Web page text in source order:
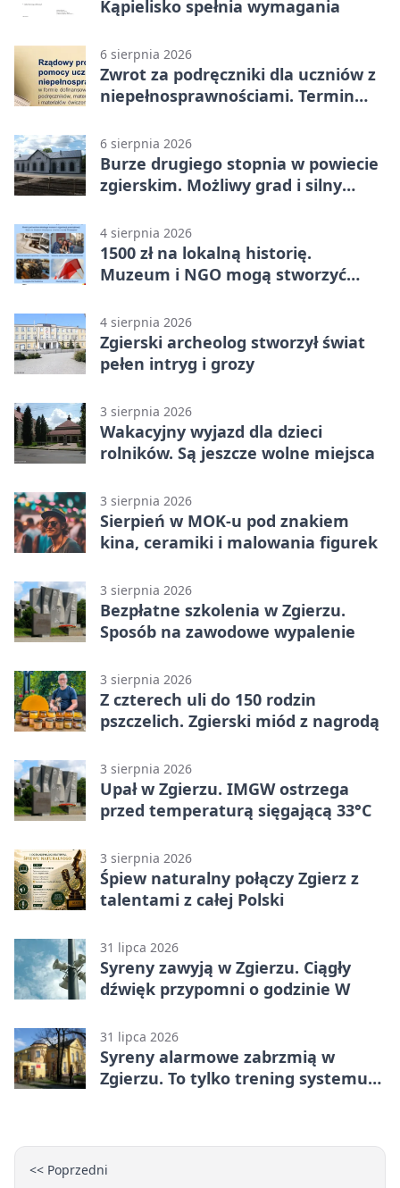
Kąpielisko spełnia wymagania
6 sierpnia 2026
Zwrot za podręczniki dla uczniów z
niepełnosprawnościami. Termin
6 sierpnia 2026
Burze drugiego stopnia w powiecie
zgierskim. Możliwy grad i silny
4 sierpnia 2026
1500 zł na lokalną historię.
Muzeum i NGO mogą stworzyć
4 sierpnia 2026
Zgierski archeolog stworzył świat
pełen intryg i grozy
3 sierpnia 2026
Wakacyjny wyjazd dla dzieci
rolników. Są jeszcze wolne miejsca
3 sierpnia 2026
Sierpień w MOK-u pod znakiem
kina, ceramiki i malowania figurek
3 sierpnia 2026
Bezpłatne szkolenia w Zgierzu.
Sposób na zawodowe wypalenie
3 sierpnia 2026
Z czterech uli do 150 rodzin
pszczelich. Zgierski miód z nagrodą
3 sierpnia 2026
Upał w Zgierzu. IMGW ostrzega
przed temperaturą sięgającą 33°C
3 sierpnia 2026
Śpiew naturalny połączy Zgierz z
talentami z całej Polski
31 lipca 2026
Syreny zawyją w Zgierzu. Ciągły
dźwięk przypomni o godzinie W
31 lipca 2026
Syreny alarmowe zabrzmią w
Zgierzu. To tylko trening systemu
<< Poprzedni